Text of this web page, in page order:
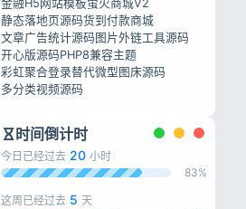
金融H5网站模板萤火商城V2
静态落地页源码货到付款商城
文章广告统计源码 图片外链工具源码
开心版源码PHP8兼容主题
彩虹聚合登录替代微型图床源码
多分类视频源码
时间倒计时
今日已经过去 20 小时
83%
这周已经过去 5 天